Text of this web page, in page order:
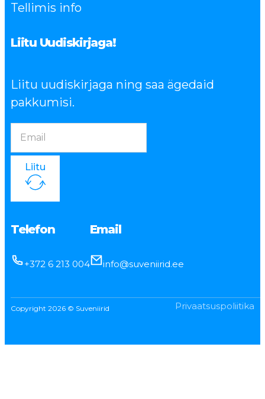
Tellimis info
Liitu Uudiskirjaga!
Liitu uudiskirjaga ning saa ägedaid
pakkumisi.
Liitu
Telefon
+372 6 213 004
Email
info@suveniirid.ee
Copyright 2026 © Suveniirid Privaatsuspoliitika